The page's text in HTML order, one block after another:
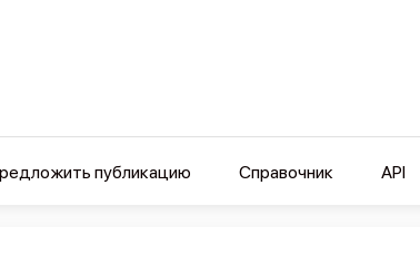
публикацию Справочник API